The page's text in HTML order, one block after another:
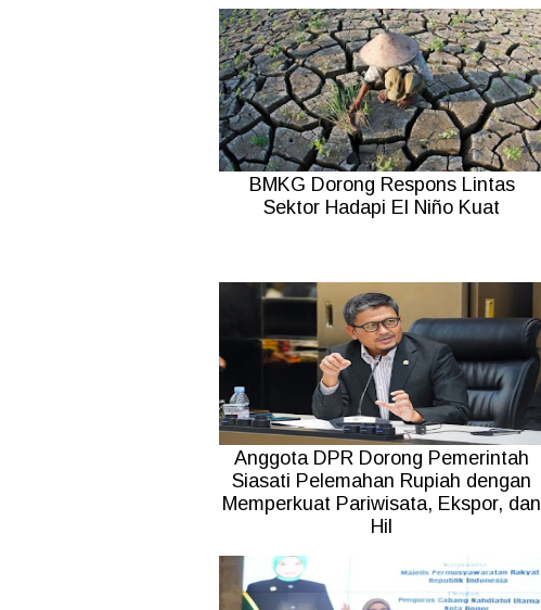
BMKG Dorong Respons Lintas
Sektor Hadapi El Niño Kuat
Anggota DPR Dorong Pemerintah
Siasati Pelemahan Rupiah dengan
Memperkuat Pariwisata, Ekspor, dan
Hil